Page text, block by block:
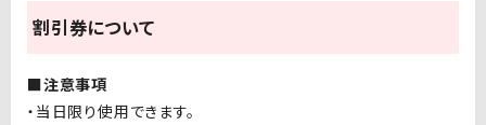
割引券について
■注意事項
・当日限り使用できます。